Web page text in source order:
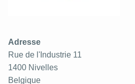
Adresse
Rue de l'Industrie 11
1400 Nivelles
Belgique